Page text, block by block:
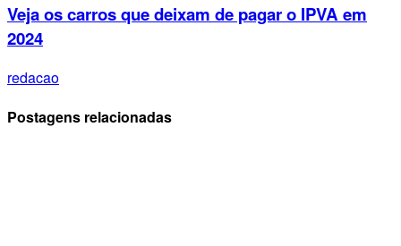
Veja os carros que deixam de pagar o IPVA em
2024
redacao
Postagens relacionadas